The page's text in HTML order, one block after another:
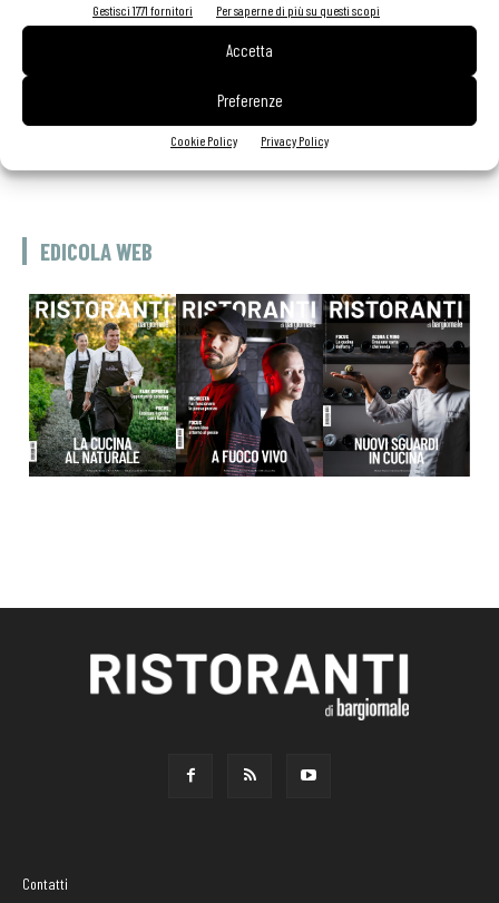
Gestisci 1771 fornitori Per saperne di più su questi scopi
Accetta
Preferenze
Cookie Policy Privacy Policy
Aperti per ferie. Buoni indirizzi da Nord a Sud per godersi le
vacanze (o da scorprire se si è in vacanza)
31 Luglio 2026
Recensioni online, Fipe e le associazioni del turismo chiedono
modifiche alle Linee Guida dell’Antitrust
EDICOLA WEB
Contatti